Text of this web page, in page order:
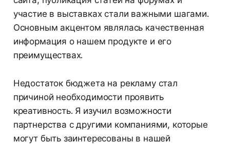
участие в выставках стали важными шагами.
Основным акцентом являлась качественная
информация о нашем продукте и его
преимуществах.
Недостаток бюджета на рекламу стал
причиной необходимости проявить
креативность. Я изучил возможности
партнерства с другими компаниями, которые
могут быть заинтересованы в нашей